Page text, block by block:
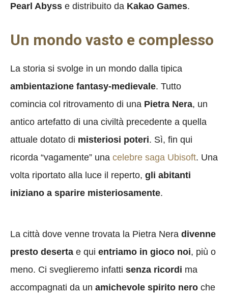
Pearl Abyss e distribuito da Kakao Games.
Un mondo vasto e complesso
La storia si svolge in un mondo dalla tipica
ambientazione fantasy-medievale. Tutto
comincia col ritrovamento di una Pietra Nera, un
antico artefatto di una civiltà precedente a quella
attuale dotato di misteriosi poteri. Sì, fin qui
ricorda “vagamente” una celebre saga Ubisoft. Una
volta riportato alla luce il reperto, gli abitanti
iniziano a sparire misteriosamente.
La città dove venne trovata la Pietra Nera divenne
presto deserta e qui entriamo in gioco noi, più o
meno. Ci sveglieremo infatti senza ricordi ma
accompagnati da un amichevole spirito nero che